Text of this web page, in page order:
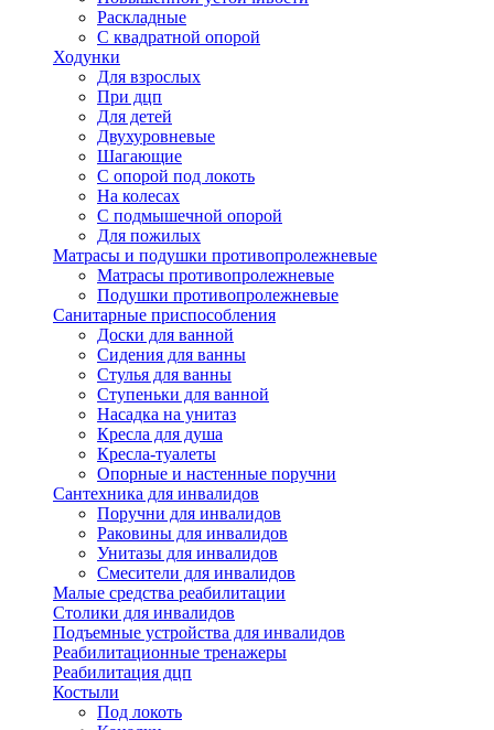
Раскладные
С квадратной опорой
Ходунки
Для взрослых
При дцп
Для детей
Двухуровневые
Шагающие
С опорой под локоть
На колесах
С подмышечной опорой
Для пожилых
Матрасы и подушки противопролежневые
Матрасы противопролежневые
Подушки противопролежневые
Санитарные приспособления
Доски для ванной
Сидения для ванны
Стулья для ванны
Ступеньки для ванной
Насадка на унитаз
Кресла для душа
Кресла-туалеты
Опорные и настенные поручни
Сантехника для инвалидов
Поручни для инвалидов
Раковины для инвалидов
Унитазы для инвалидов
Смесители для инвалидов
Малые средства реабилитации
Столики для инвалидов
Подъемные устройства для инвалидов
Реабилитационные тренажеры
Реабилитация дцп
Костыли
Под локоть